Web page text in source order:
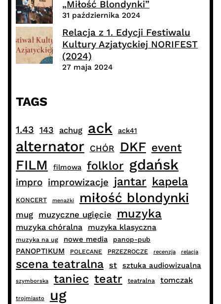
„Miłość Blondynki”
31 października 2024
Relacja z 1. Edycji Festiwalu
Kultury Azjatyckiej NORIFEST
(2024)
27 maja 2024
TAGS
1.43 143 achug ack ack41
alternator CHÓR DKF event
FILM filmowa folklor gdańsk
impro improwizacje jantar kapela
KONCERT menażki miłość blondynki
mug muzyczne ugięcie muzyka
muzyka chóralna muzyka klasyczna
muzyka na ug nowe media panop-pub
PANOPTIKUM POLECANE PRZEZROCZE recenzja relacja
scena teatralna st sztuka audiowizualna
szymborska taniec teatr teatralna tomczak
trojmiasto
ug